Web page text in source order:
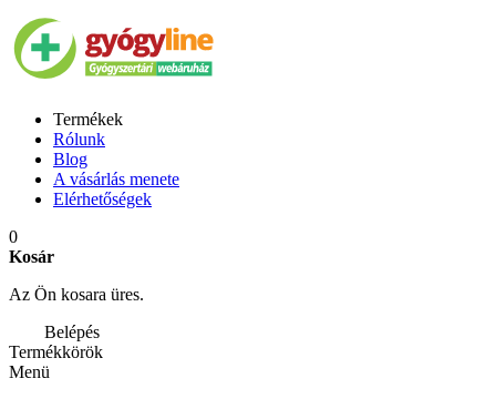
Termékek
Rólunk
Blog
A vásárlás menete
Elérhetőségek
0
Kosár
Az Ön kosara üres.
Belépés
Termékkörök
Menü